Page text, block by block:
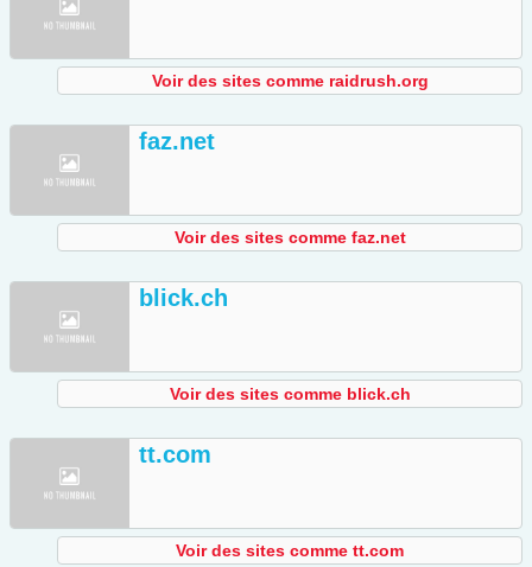
Voir des sites comme raidrush.org
faz.net
Voir des sites comme faz.net
blick.ch
Voir des sites comme blick.ch
tt.com
Voir des sites comme tt.com